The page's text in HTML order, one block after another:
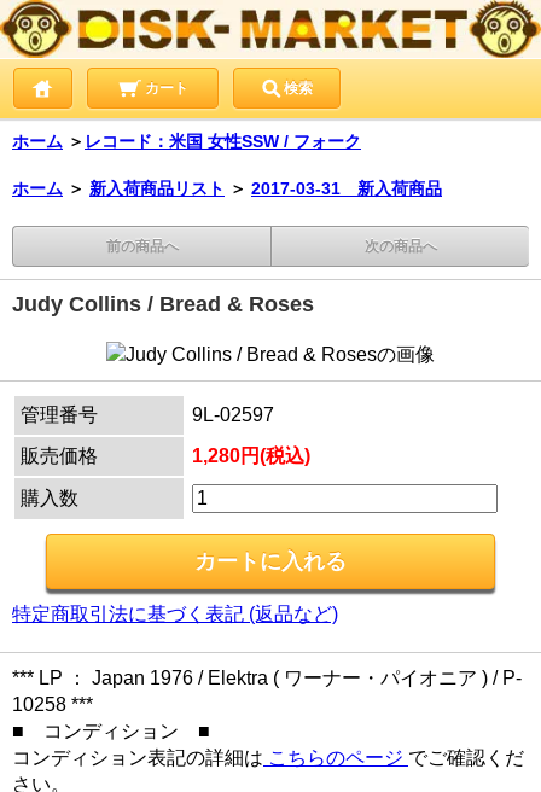
カート 検索
ホーム ＞ レコード：米国 女性SSW / フォーク
ホーム ＞ 新入荷商品リスト ＞ 2017-03-31 新入荷商品
前の商品へ 次の商品へ
Judy Collins / Bread & Roses
管理番号
9L-02597
販売価格
1,280円(税込)
購入数
特定商取引法に基づく表記 (返品など)
*** LP ： Japan 1976 / Elektra ( ワーナー・パイオニア ) / P-
10258 ***
■ コンディション ■
コンディション表記の詳細は こちらのページ でご確認くだ
さい。